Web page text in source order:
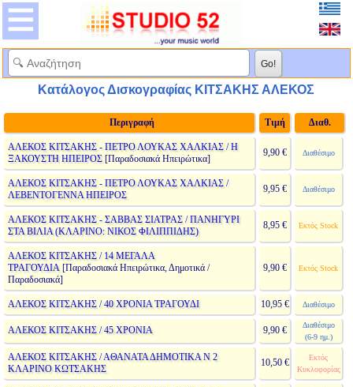
Κατάλογος Δισκογραφίας ΚΙΤΣΑΚΗΣ ΑΛΕΚΟΣ
Περιγραφή Τιμή Διαθ.
ΑΛΕΚΟΣ ΚΙΤΣΑΚΗΣ - ΠΕΤΡΟ ΛΟΥΚΑΣ ΧΑΛΚΙΑΣ / Η
ΞΑΚΟΥΣΤΗ ΗΠΕΙΡΟΣ [Παραδοσιακά Ηπειρώτικα]
9,90 € Διαθέσιμο
ΑΛΕΚΟΣ ΚΙΤΣΑΚΗΣ - ΠΕΤΡΟ ΛΟΥΚΑΣ ΧΑΛΚΙΑΣ /
ΛΕΒΕΝΤΟΓΕΝΝΑ ΗΠΕΙΡΟΣ
9,95 € Διαθέσιμο
ΑΛΕΚΟΣ ΚΙΤΣΑΚΗΣ - ΣΑΒΒΑΣ ΣΙΑΤΡΑΣ / ΠΑΝΗΓΥΡΙ
ΣΤΑ ΒΙΛΙΑ (ΚΛΑΡΙΝΟ: ΝΙΚΟΣ ΦΙΛΙΠΠΙΔΗΣ)
8,95 € Εκτός Stock
ΑΛΕΚΟΣ ΚΙΤΣΑΚΗΣ / 14 ΜΕΓΑΛΑ
ΤΡΑΓΟΥΔΙΑ [Παραδοσιακά Ηπειρώτικα, Δημοτικά /
Παραδοσιακά]
9,90 € Εκτός Stock
ΑΛΕΚΟΣ ΚΙΤΣΑΚΗΣ / 40 ΧΡΟΝΙΑ ΤΡΑΓΟΥΔΙ 10,95 € Διαθέσιμο
ΑΛΕΚΟΣ ΚΙΤΣΑΚΗΣ / 45 ΧΡΟΝΙΑ 9,90 €
Διαθέσιμο
(6-9 ημ.)
ΑΛΕΚΟΣ ΚΙΤΣΑΚΗΣ / ΑΘΑΝΑΤΑ ΔΗΜΟΤΙΚΑ Ν 2
ΚΛΑΡΙΝΟ ΚΩΤΣΑΚΗΣ
10,50 €
Εκτός
Κυκλοφορίας